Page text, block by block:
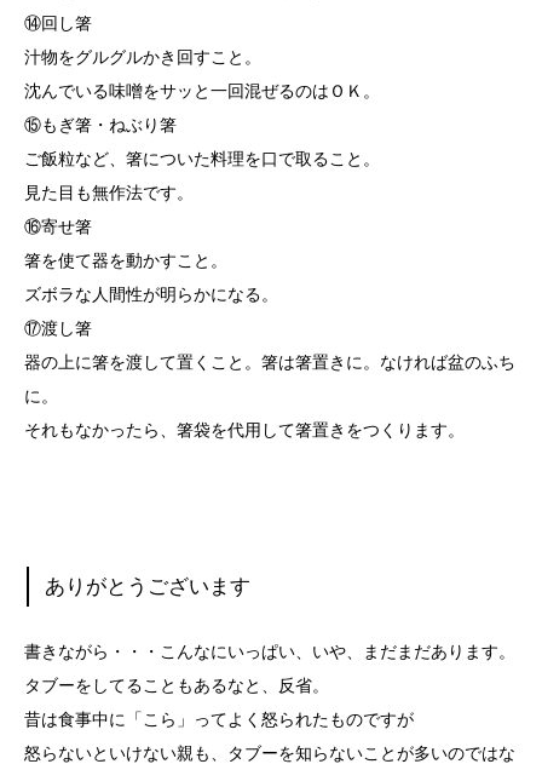
⑭回し箸
汁物をグルグルかき回すこと。
沈んでいる味噌をサッと一回混ぜるのはＯＫ。
⑮もぎ箸・ねぶり箸
ご飯粒など、箸についた料理を口で取ること。
見た目も無作法です。
⑯寄せ箸
箸を使て器を動かすこと。
ズボラな人間性が明らかになる。
⑰渡し箸
器の上に箸を渡して置くこと。箸は箸置きに。なければ盆のふち
に。
それもなかったら、箸袋を代用して箸置きをつくります。
ありがとうございます
書きながら・・・こんなにいっぱい、いや、まだまだあります。
タブーをしてることもあるなと、反省。
昔は食事中に「こら」ってよく怒られたものですが
怒らないといけない親も、タブーを知らないことが多いのではな